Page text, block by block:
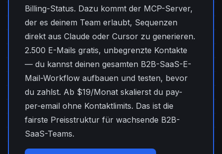
Billing-Status. Dazu kommt der MCP-Server,
der es deinem Team erlaubt, Sequenzen
direkt aus Claude oder Cursor zu generieren.
2.500 E-Mails gratis, unbegrenzte Kontakte
— du kannst deinen gesamten B2B-SaaS-E-
Mail-Workflow aufbauen und testen, bevor
du zahlst. Ab $19/Monat skalierst du pay-
per-email ohne Kontaktlimits. Das ist die
fairste Preisstruktur für wachsende B2B-
SaaS-Teams.